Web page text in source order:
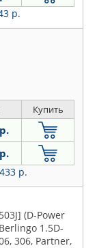
р.
Купить
р.
(D-Power
1.5D-
306, Partner,